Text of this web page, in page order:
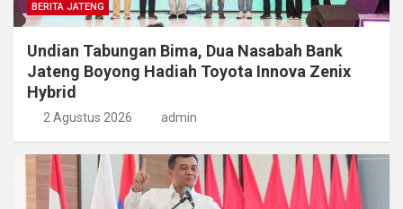
BERITA JATENG
Undian Tabungan Bima, Dua Nasabah Bank
Jateng Boyong Hadiah Toyota Innova Zenix
Hybrid
2 Agustus 2026 admin